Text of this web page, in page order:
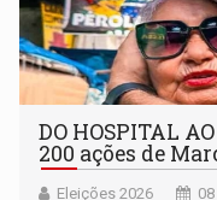
DO HOSPITAL
200 ações de
Eleições 2026